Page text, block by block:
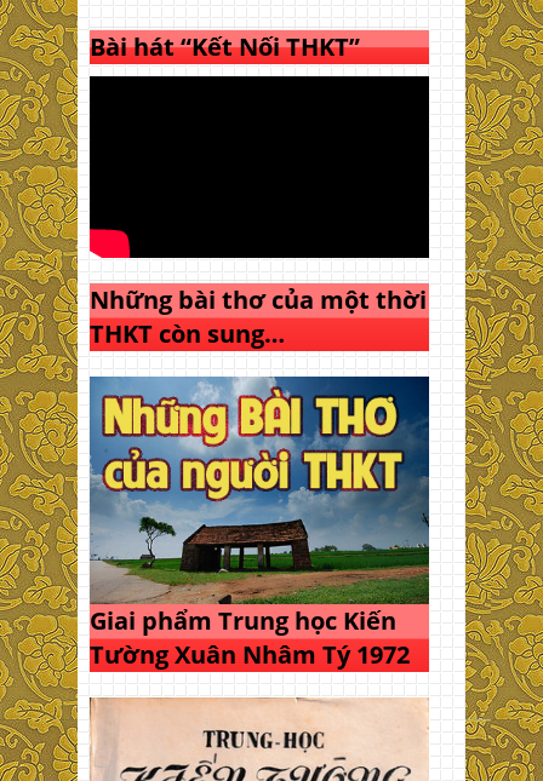
Bài hát “Kết Nối THKT”
Những bài thơ của một thời
THKT còn sung…
Giai phẩm Trung học Kiến
Tường Xuân Nhâm Tý 1972